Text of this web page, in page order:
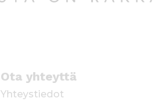
Ota yhteyttä
Yhteystiedot